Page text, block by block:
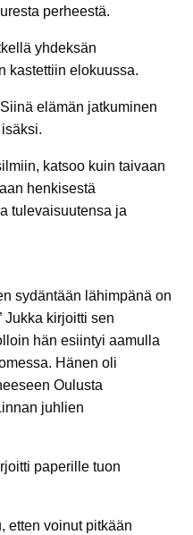
perheestä.
yhdeksän
kastettiin elokuussa.
elämän jatkuminen
katsoo kuin taivaan
henkisestä
tulevaisuutensa ja
sydäntään lähimpänä on
Jukka kirjoitti sen
hän esiintyi aamulla
Hänen oli
Oulusta
juhlien
paperille tuon
etten voinut pitkään